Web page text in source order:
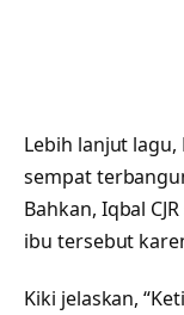
Lebih lanjut
sempat
Bahkan, Iqbal
ibu tersebut
Kiki jelaskan,